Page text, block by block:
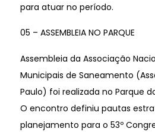
para atuar no período.
05 – ASSEMBLEIA NO PARQUE
Assembleia da Associação
Municipais de Saneamento
Paulo) foi realizada no Parque
O encontro definiu pautas
planejamento para o 53º